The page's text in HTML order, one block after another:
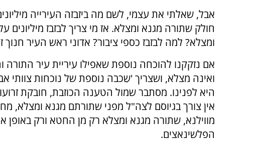
אבל, שאלתי את עצמי, לשם מה ביזבזה העירייה
חולק שתורה מגנא ומצלא. אז מי צריך לבזבז
ומצלא? למה לבזבז כספי ציבור? אדוני ראש העיר חנוך
אם נזקקנו להוכחה נוספת שאפילו עיריית עיר
ואינה מצלא, ושצריך 'שִכבה נוספת של נוכחות צוותי
היא לפנינו. מסתבר שמול הטענה הכוזבת, חובקת
אין צורך בגיוסם לצה"ל מפני שתורתם מגנא ומצלא,
מווילנא, שתורה מגנא ומצלא רק מן החטא ורק באופן
הפלשינאצים.